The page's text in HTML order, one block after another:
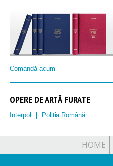
Comandă acum
OPERE DE ARTĂ FURATE
Interpol Poliția Română
HOME